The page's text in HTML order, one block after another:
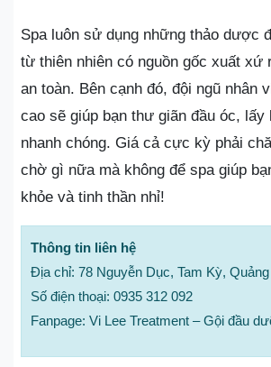
Spa luôn sử dụng những thảo dược
từ thiên nhiên có nguồn gốc xuất xứ
an toàn. Bên cạnh đó, đội ngũ nhân
cao sẽ giúp bạn thư giãn đầu óc, lấy
nhanh chóng. Giá cả cực kỳ phải
chờ gì nữa mà không để spa giúp
khỏe và tinh thần nhỉ!
Thông tin liên hệ
Địa chỉ: 78 Nguyễn Dục, Tam Kỳ,
Số điện thoại: 0935 312 092
Fanpage: Vi Lee Treatment – Gội đầu